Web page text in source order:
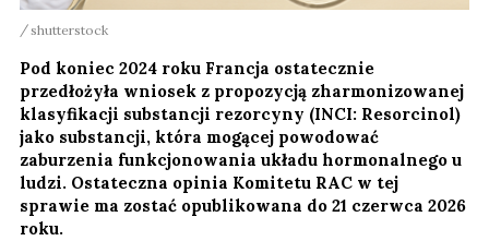
shutterstock
Pod koniec 2024 roku Francja ostatecznie
przedłożyła wniosek z propozycją zharmonizowanej
klasyfikacji substancji rezorcyny (INCI: Resorcinol)
jako substancji, która mogącej powodować
zaburzenia funkcjonowania układu hormonalnego u
ludzi. Ostateczna opinia Komitetu RAC w tej
sprawie ma zostać opublikowana do 21 czerwca 2026
roku.